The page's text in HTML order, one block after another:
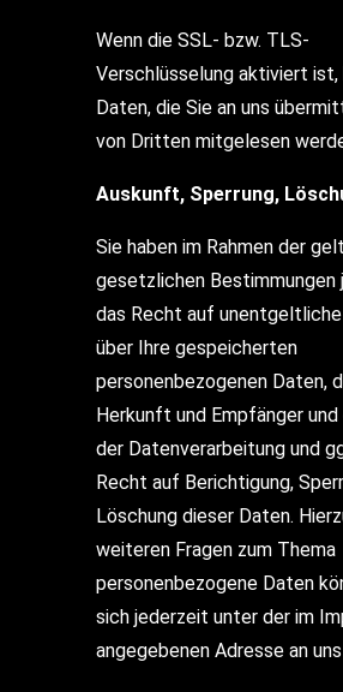
Wenn die SSL- bzw. TLS-
Verschlüsselung aktiviert ist,
Daten, die Sie an uns
von Dritten mitgelesen
Auskunft, Sperrung,
Sie haben im Rahmen der
gesetzlichen Bestimmungen
das Recht auf
über Ihre gespeicherten
personenbezogenen Daten,
Herkunft und Empfänger
der Datenverarbeitung und
Recht auf Berichtigung,
Löschung dieser Daten.
weiteren Fragen zum Thema
personenbezogene Daten
sich jederzeit unter der im
angegebenen Adresse an